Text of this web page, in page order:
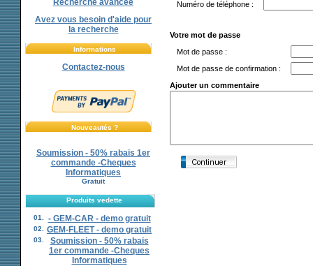
Recherche avancée
Avez vous besoin d'aide pour
la recherche
Informations
Contactez-nous
Nouveautés ?
Soumission - 50% rabais 1er
commande -Cheques
Informatiques
Gratuit
Produits vedette
01. - GEM-CAR - demo gratuit
02. GEM-FLEET - demo gratuit
03.
Soumission - 50% rabais
1er commande -Cheques
Informatiques
Numéro de téléphone :
Votre mot de passe
Mot de passe :
Mot de passe de confirmation :
Ajouter un commentaire